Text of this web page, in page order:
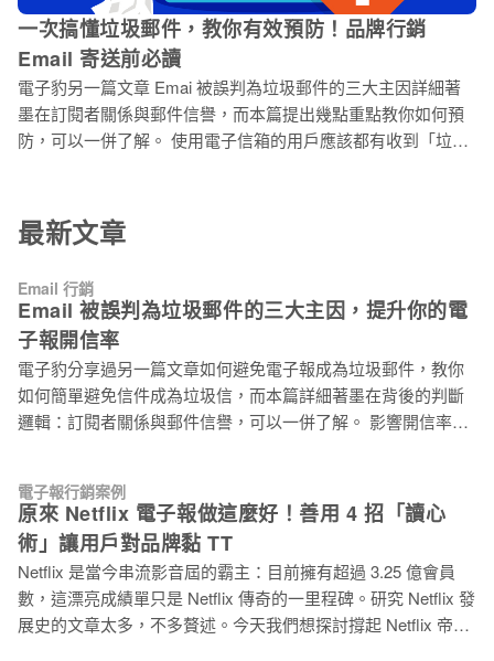
頭角，畢竟，他們在所有企業中佔了巨大比例。新的中小型企
業、新創品牌也會不斷在市場中出現，他們是如何因應起起伏
伏的局勢，擠身持久常勝軍之列的？答案就是中小型企業的網
路行銷策略，也就是中小型企業行銷其產品的成功方法。 許多
企業試圖以有限預算來達到目標，也一直在尋找將行銷轉換成
業績的低成本做法！ 透過作者對市場上的觀察，以下整理必備
一次搞懂垃圾郵件，教你有效預防！品牌行銷
Email 寄送前必讀
電子豹另一篇文章 Emai 被誤判為垃圾郵件的三大主因詳細著
墨在訂閱者關係與郵件信譽，而本篇提出幾點重點教你如何預
防，可以一併了解。 使用電子信箱的用戶應該都有收到「垃圾
數量的 45％。而其中有 52％ 的受訪者認為垃圾郵件是令他們
困擾的問題之一。 什麼是垃圾郵件？ 垃圾郵件應該定義為「未
說，垃圾郵件的共通特性大致歸類如下： 1. 批次寄送大量通用
且不具針對性的電子郵件。 2. 試圖吸引用戶開信，預期推動某
些業務目標，但來源可疑的寄件者（公司或個人）。 3. 未經收
件者許可所寄送的電子郵件。 垃圾郵件的篩檢方式 1. 當電子郵
件寄出時，會經過收件者使用的網路服務業者（Internet
Service Provider, ISP）內置的過濾器做篩檢（如：大量圖像的
垃圾郵件中。 2. 此外，還
最新文章
Email 行銷
Email 被誤判為垃圾郵件的三大主因，提升你的電
子報開信率
電子豹分享過另一篇文章如何避免電子報成為垃圾郵件，教你
如何簡單避免信件成為垃圾信，而本篇詳細著墨在背後的判斷
邏輯：訂閱者關係與郵件信譽，可以一併了解。 影響開信率的
是寄入收件匣的比率 (後面都稱 inbox rate)。 定義上，除了垃圾
郵件匣以外的都是收件匣。Gmail、Yahoo 和 Outlook 除了垃圾
郵件匣，還有另外以收件匣不同頁籤對郵件進行分類。延伸閱
讀：信件總是進到 Gmail 促銷內容？7 招增加進入主要收件匣
的機會 此外，Google 和 Yahoo 制定了電子郵件的寄送規則，
要求寄件者需要符合這些規範：「身份驗證、垃圾郵件率控制
電子報行銷案例
原來 Netflix 電子報做這麼好！善用 4 招「讀心
術」讓用戶對品牌黏 TT
Netflix 是當今串流影音屆的霸主：目前擁有超過 3.25 億會員
數，這漂亮成績單只是 Netflix 傳奇的一里程碑。研究 Netflix 發
展史的文章太多，不多贅述。今天我們想探討撐起 Netflix 帝國